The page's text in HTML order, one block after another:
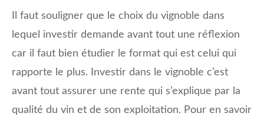
Il faut souligner que le choix du vignoble dans
lequel investir demande avant tout une réflexion
car il faut bien étudier le format qui est celui qui
rapporte le plus. Investir dans le vignoble c’est
avant tout assurer une rente qui s’explique par la
qualité du vin et de son exploitation. Pour en savoir